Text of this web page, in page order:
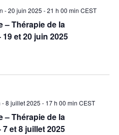
– Thérapie de la
et 20 juin 2025
-20 juin 2025 - 21 h 00 min CEST
– Thérapie de la
et 8 juillet 2025
-8 juillet 2025 - 17 h 00 min CEST